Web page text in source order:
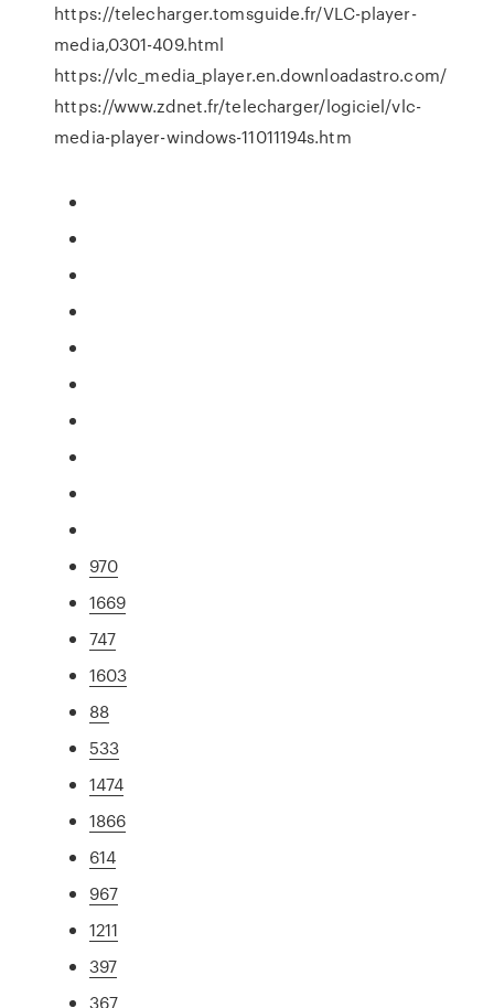
https://telecharger.tomsguide.fr/VLC-player-
media,0301-409.html
https://vlc_media_player.en.downloadastro.com/
https://www.zdnet.fr/telecharger/logiciel/vlc-
media-player-windows-11011194s.htm
970
1669
747
1603
88
533
1474
1866
614
967
1211
397
367